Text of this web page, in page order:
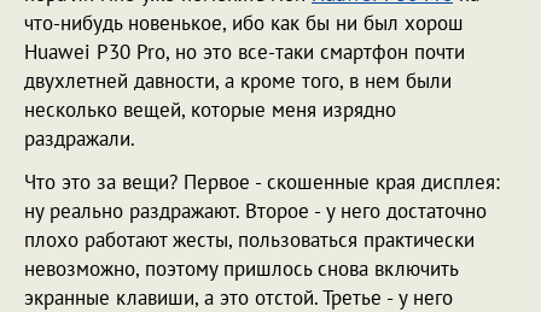
что-нибудь новенькое, ибо как бы ни был хорош
Huawei P30 Pro, но это все-таки смартфон почти
двухлетней давности, а кроме того, в нем были
несколько вещей, которые меня изрядно
раздражали.
Что это за вещи? Первое - скошенные края дисплея:
ну реально раздражают. Второе - у него достаточно
плохо работают жесты, пользоваться практически
невозможно, поэтому пришлось снова включить
экранные клавиши, а это отстой. Третье - у него